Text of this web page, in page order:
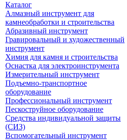
Каталог
Алмазный инструмент для
камнеобработки и строительства
Абразивный инструмент
Гравировальный и художественный
инструмент
Химия для камня и строительства
Оснастка для электроинструмента
Измерительный инструмент
Подъемно-транспортное
оборудование
Профессиональный инструмент
Пескоструйное оборудование
Средства индивидуальной защиты
(СИЗ)
Вспомогательный инструмент